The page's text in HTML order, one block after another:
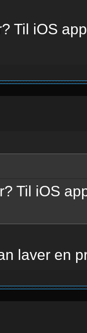
Til iOS
Til iOS
laver en